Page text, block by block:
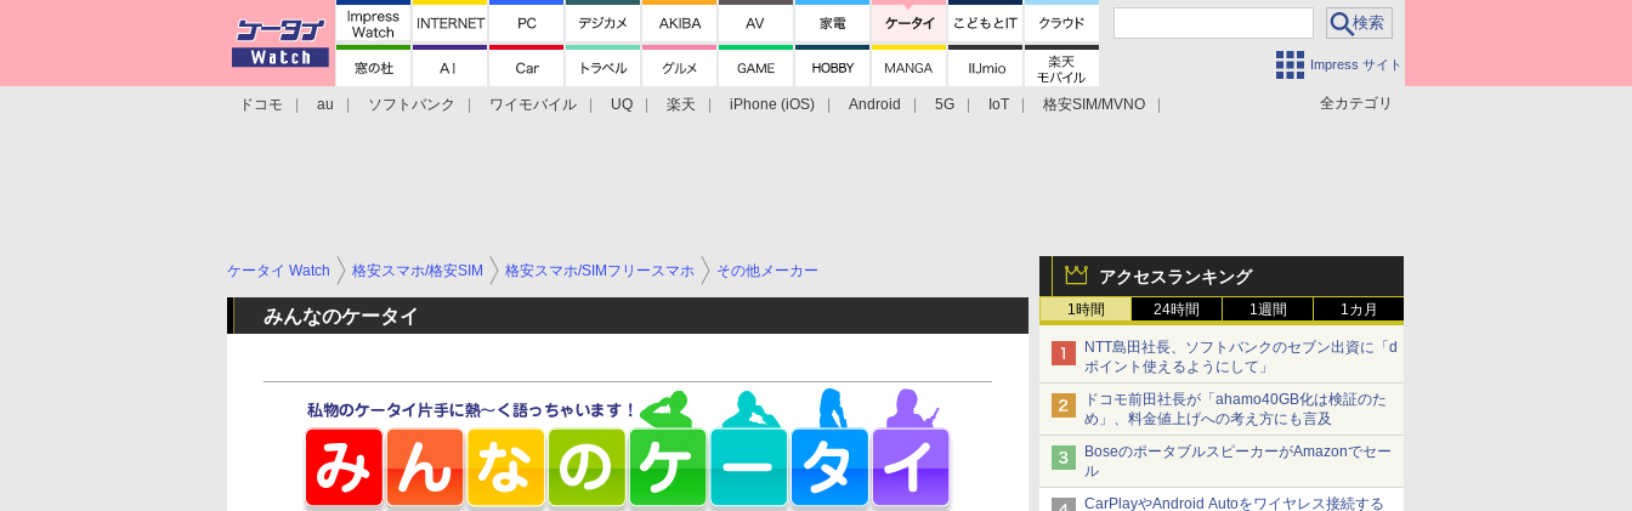
Impress サイト
全カテゴリ
ドコモ au ソフトバンク ワイモバイル UQ 楽天 iPhone (iOS) Android 5G IoT
格安SIM/MVNO
アクセスランキング
1時間 24時間 1週間 1カ月
NTT島田社長、ソフトバンクのセブン出資に「d
ポイント使えるようにして」
ドコモ前田社長が「ahamo40GB化は検証のた
め」、料金値上げへの考え方にも言及
BoseのポータブルスピーカーがAmazonでセー
ル
CarPlayやAndroid Autoをワイヤレス接続する
ケータイ Watch 格安スマホ/格安SIM 格安スマホ/SIMフリースマホ その他メーカー
みんなのケータイ